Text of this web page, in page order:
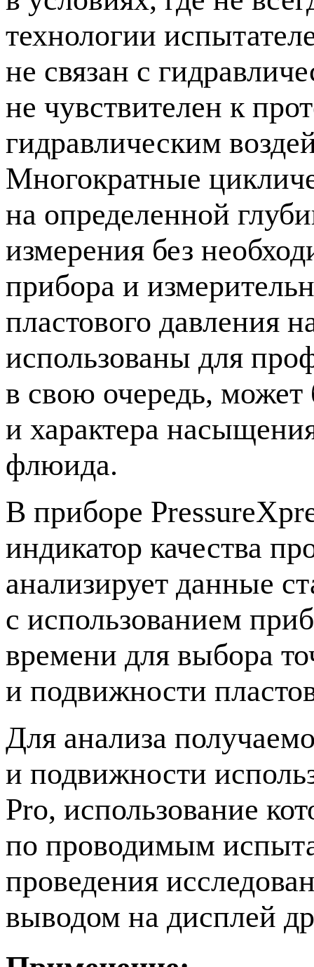
технологии
не связан с
не чувствителен к
гидравлическим
Многократные
на определенной
измерения без
прибора и
пластового давления
использованы для
в свою очередь, может
и характера
флюида.
В приборе
индикатор качества
анализирует данные
с использованием
времени для выбора
и подвижности
Для анализа
и подвижности
Pro, использование
по проводимым
проведения
выводом на дисплей